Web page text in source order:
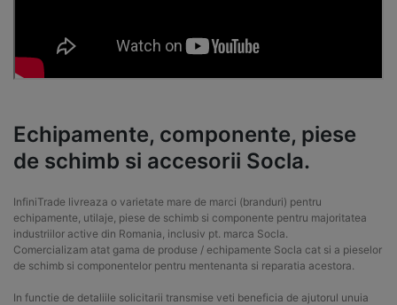
Echipamente, componente, piese
de schimb si accesorii Socla.
InfiniTrade livreaza o varietate mare de marci (branduri) pentru
echipamente, utilaje, piese de schimb si componente pentru majoritatea
industriilor active din Romania, inclusiv pt. marca Socla.
Comercializam atat gama de produse / echipamente Socla cat si a pieselor
de schimb si componentelor pentru mentenanta si reparatia acestora.
In functie de detaliile solicitarii transmise veti beneficia de ajutorul unuia